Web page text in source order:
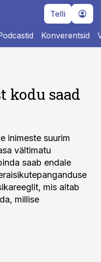
Telli
Konverentsid
kodu saad
inimeste suurim
vältimatu
saab endale
mis aitab
millise